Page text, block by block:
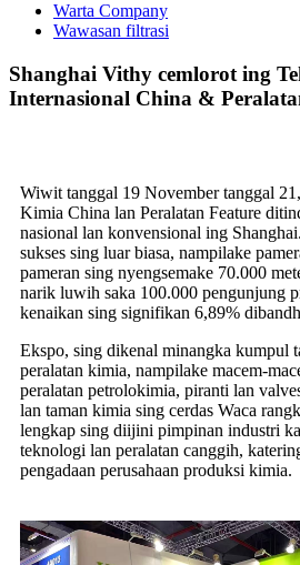
Warta Company
Wawasan filtrasi
Shanghai Vithy cemlorot ing
Internasional China &
Wiwit tanggal 19 November tanggal
Kimia China lan Peralatan Feature
nasional lan konvensional ing
sukses sing luar biasa, nampilake
pameran sing nyengsemake 70.000
narik luwih saka 100.000 pengunjung
kenaikan sing signifikan 6,89%
Ekspo, sing dikenal minangka kumpul
peralatan kimia, nampilake macem-
peralatan petrolokimia, piranti lan
lan taman kimia sing cerdas Waca
lengkap sing diijini pimpinan industri
teknologi lan peralatan canggih,
pengadaan perusahaan produksi kimia.